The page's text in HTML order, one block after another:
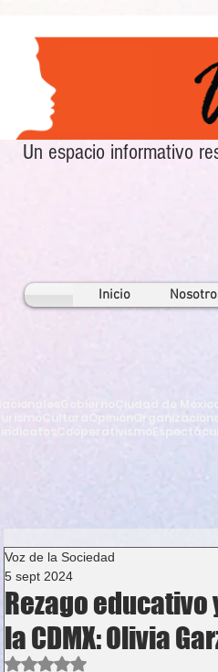
Un espacio informativo
Inicio
Sindicatos
Cooperativismo
Rezago
la CDMX: Olivia
Voz de la Sociedad
5 sept 2024
Obtuvo NaN de 5 estrellas.